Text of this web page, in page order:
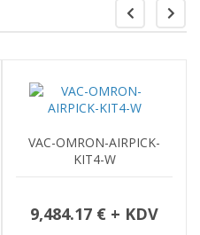
VAC-OMRON-AIRPICK-
KIT4-W
9,484.17 € + KDV